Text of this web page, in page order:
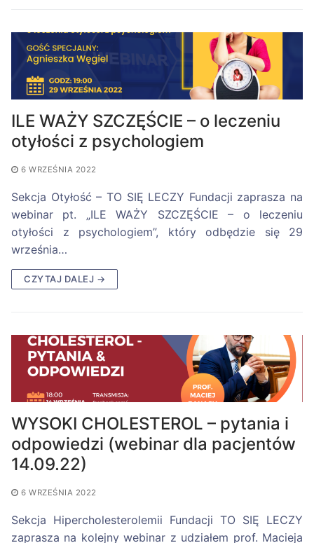
ILE WAŻY SZCZĘŚCIE – o leczeniu
otyłości z psychologiem
6 WRZEŚNIA 2022
Sekcja Otyłość – TO SIĘ LECZY Fundacji zaprasza na
webinar pt. „ILE WAŻY SZCZĘŚCIE – o leczeniu
otyłości z psychologiem”, który odbędzie się 29
września…
CZYTAJ DALEJ →
WYSOKI CHOLESTEROL – pytania i
odpowiedzi (webinar dla pacjentów
14.09.22)
6 WRZEŚNIA 2022
Sekcja Hipercholesterolemii Fundacji TO SIĘ LECZY
zaprasza na kolejny webinar z udziałem prof. Macieja